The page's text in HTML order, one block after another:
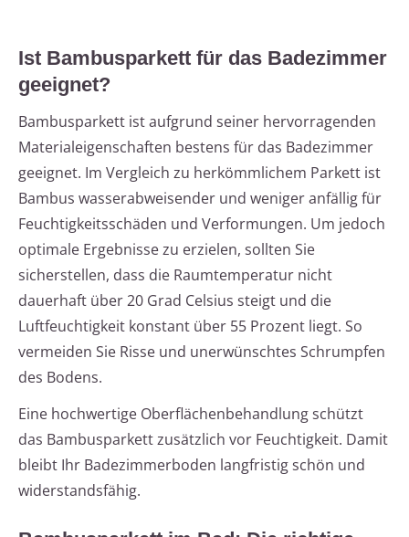
Ist Bambusparkett für das Badezimmer
geeignet?
Bambusparkett ist aufgrund seiner hervorragenden
Materialeigenschaften bestens für das Badezimmer
geeignet. Im Vergleich zu herkömmlichem Parkett ist
Bambus wasserabweisender und weniger anfällig für
Feuchtigkeitsschäden und Verformungen. Um jedoch
optimale Ergebnisse zu erzielen, sollten Sie
sicherstellen, dass die Raumtemperatur nicht
dauerhaft über 20 Grad Celsius steigt und die
Luftfeuchtigkeit konstant über 55 Prozent liegt. So
vermeiden Sie Risse und unerwünschtes Schrumpfen
des Bodens.
Eine hochwertige Oberflächenbehandlung schützt
das Bambusparkett zusätzlich vor Feuchtigkeit. Damit
bleibt Ihr Badezimmerboden langfristig schön und
widerstandsfähig.